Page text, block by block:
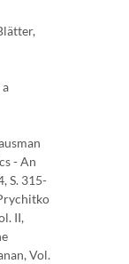
- An
S. 315-
II,
Vol.